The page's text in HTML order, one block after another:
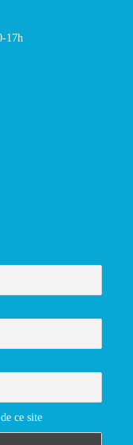
17h
ce site